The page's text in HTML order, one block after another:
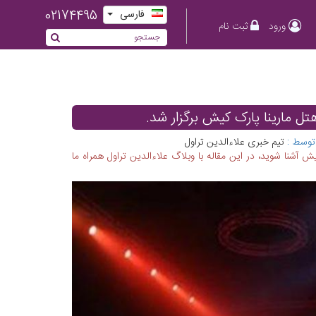
ورود ثبت نام
فارسی 02174495
مارینا پارک کیش برگزار شد.
: تیم خبری علاءالدین تراول
شوید، در این مقاله با وبلاگ علاءالدین تراول همراه ما